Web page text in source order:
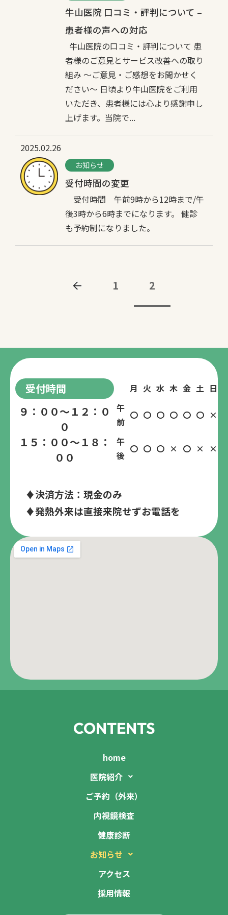
牛山医院 口コミ・評判について –
患者様の声への対応
牛山医院の口コミ・評判について 患
者様のご意見とサービス改善への取り
組み ～ご意見・ご感想をお聞かせく
ださい～ 日頃より牛山医院をご利用
いただき、患者様には心より感謝申し
上げます。当院で...
2025.02.26
お知らせ
受付時間の変更
受付時間 午前9時から12時まで/午
後3時から6時までになります。 健診
も予約制になりました。
1 2
受付時間
９：００～１２：０
０
１５：００～１８：
００
月 火 水 木 金 土 日
午
前
〇 〇 〇 〇 〇 〇 ×
午
後
〇 〇 〇 × 〇 × ×
♦決済方法：現金のみ
♦発熱外来は直接来院せずお電話を
CONTENTS
home
医院紹介
ご予約（外来）
内視鏡検査
健康診断
お知らせ
アクセス
採用情報